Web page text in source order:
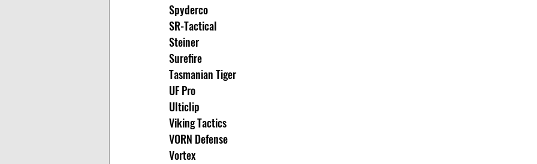
Spyderco
SR-Tactical
Steiner
Surefire
Tasmanian Tiger
UF Pro
Ulticlip
Viking Tactics
VORN Defense
Vortex